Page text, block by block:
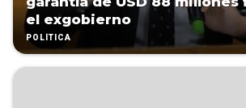
el exgobierno
POLÍTICA